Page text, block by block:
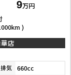
9万円
)
店
排気 660cc